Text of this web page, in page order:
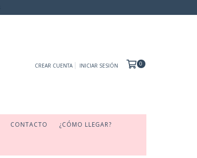
CREAR CUENTA INICIAR SESIÓN 0
CONTACTO ¿CÓMO LLEGAR?